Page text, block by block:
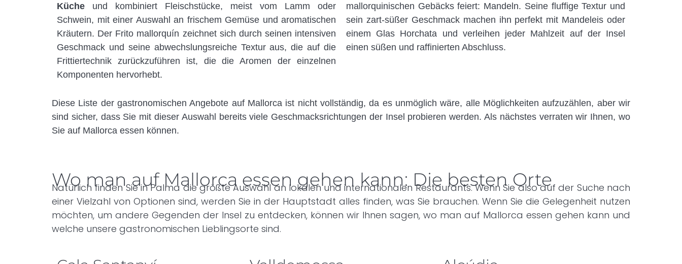
Küche und kombiniert Fleischstücke, meist vom Lamm oder
Schwein, mit einer Auswahl an frischem Gemüse und aromatischen
Kräutern. Der Frito mallorquín zeichnet sich durch seinen intensiven
Geschmack und seine abwechslungsreiche Textur aus, die auf die
Frittiertechnik zurückzuführen ist, die die Aromen der einzelnen
Komponenten hervorhebt.
mallorquinischen Gebäcks feiert: Mandeln. Seine fluffige Textur und
sein zart-süßer Geschmack machen ihn perfekt mit Mandeleis oder
einem Glas Horchata und verleihen jeder Mahlzeit auf der Insel
einen süßen und raffinierten Abschluss.
Diese Liste der gastronomischen Angebote auf Mallorca ist nicht vollständig, da es unmöglich wäre, alle Möglichkeiten aufzuzählen, aber wir
sind sicher, dass Sie mit dieser Auswahl bereits viele Geschmacksrichtungen der Insel probieren werden. Als nächstes verraten wir Ihnen, wo
Sie auf Mallorca essen können.
Wo man auf Mallorca essen gehen kann: Die besten Orte
Natürlich finden Sie in Palma die größte Auswahl an lokalen und internationalen Restaurants. Wenn Sie also auf der Suche nach
einer Vielzahl von Optionen sind, werden Sie in der Hauptstadt alles finden, was Sie brauchen. Wenn Sie die Gelegenheit nutzen
möchten, um andere Gegenden der Insel zu entdecken, können wir Ihnen sagen, wo man auf Mallorca essen gehen kann und
welche unsere gastronomischen Lieblingsorte sind.